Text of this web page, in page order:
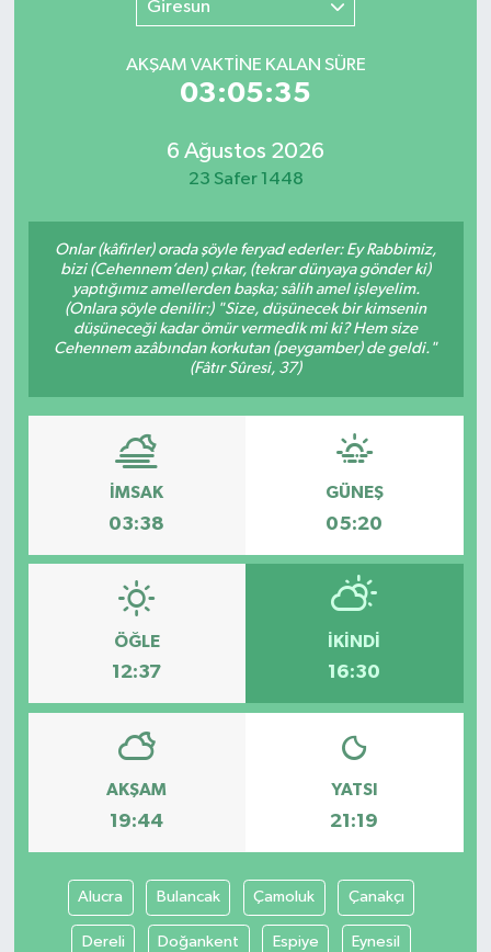
Giresun
AKŞAM VAKTİNE KALAN SÜRE
03:05:35
6 Ağustos 2026
23 Safer 1448
Onlar (kâfirler) orada şöyle feryad ederler: Ey Rabbimiz,
bizi (Cehennem’den) çıkar, (tekrar dünyaya gönder ki)
yaptığımız amellerden başka; sâlih amel işleyelim.
(Onlara şöyle denilir:) "Size, düşünecek bir kimsenin
düşüneceği kadar ömür vermedik mi ki? Hem size
Cehennem azâbından korkutan (peygamber) de geldi."
(Fâtır Sûresi, 37)
İMSAK
03:38
GÜNEŞ
05:20
ÖĞLE
12:37
İKINDI
16:30
AKŞAM
19:44
YATSI
21:19
Alucra Bulancak Çamoluk Çanakçı
Dereli Doğankent Espiye Eynesil
YARIŞMA/ETKİNLİKLER
MEVZUAT/KARARLAR